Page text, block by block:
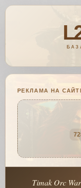
РЕКЛАМА НА
Timak Orc